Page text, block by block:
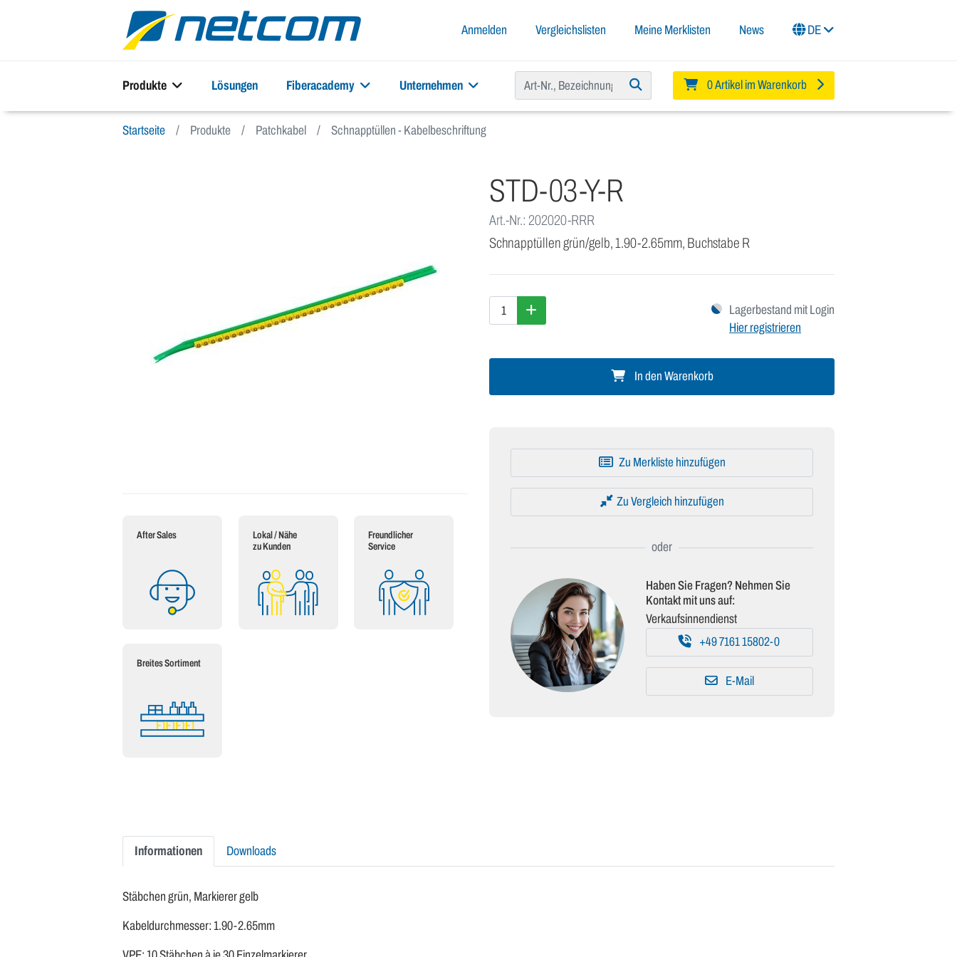
Anmelden Vergleichslisten Meine Merklisten News DE
Produkte Lösungen Fiberacademy Unternehmen 0 Artikel im Warenkorb
Startseite Produkte Patchkabel Schnapptüllen - Kabelbeschriftung
After Sales
Lokal / Nähe
zu Kunden
Freundlicher
Service
Breites Sortiment
STD-03-Y-R
Art.-Nr.: 202020-RRR
Schnapptüllen grün/gelb, 1.90-2.65mm, Buchstabe R
Lagerbestand mit Login
Hier registrieren
In den Warenkorb
Zu Merkliste hinzufügen
Zu Vergleich hinzufügen
Haben Sie Fragen? Nehmen Sie
Kontakt mit uns auf:
Verkaufsinnendienst
+49 7161 15802-0
E-Mail
Informationen Downloads
Stäbchen grün, Markierer gelb
Kabeldurchmesser: 1.90-2.65mm